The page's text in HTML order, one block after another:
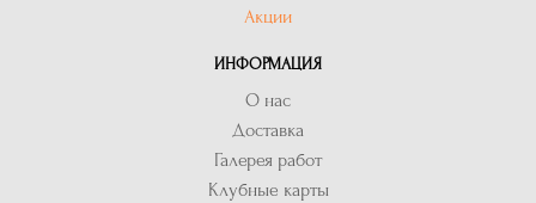
Акции
ИНФОРМАЦИЯ
О нас
Доставка
Галерея работ
Клубные карты